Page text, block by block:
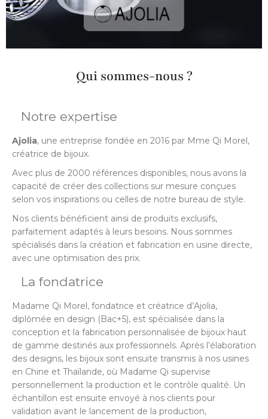
Qui sommes-nous ?
Notre expertise
Ajolia, une entreprise fondée en 2016 par Mme Qi Morel,
créatrice de bijoux.
Avec plus de 2000 références disponibles, nous avons la
capacité de créer des collections sur mesure conçues
selon vos inspirations ou celles de notre bureau de style.
Nos clients bénéficient ainsi de produits exclusifs,
parfaitement adaptés à leurs besoins. Nous sommes
spécialisés dans la création et fabrication en usine directe,
avec une optimisation des prix.
La fondatrice
Madame Qi Morel, fondatrice et créatrice d’Ajolia,
diplômée en design (Bac+5), est spécialisée dans la
conception et la fabrication personnalisée de bijoux haut
de gamme destinés aux professionnels. Après l’élaboration
des designs, les bijoux sont ensuite transmis à nos usines
en Chine et Thaïlande, où Madame Qi supervise
personnellement la production et le contrôle qualité. Un
échantillon est ensuite envoyé à nos clients pour
validation avant le lancement de la production,